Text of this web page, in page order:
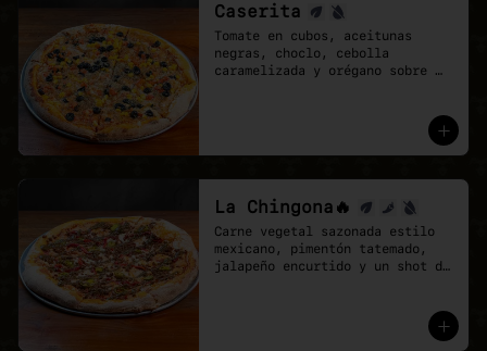
Caserita
Tomate en cubos, aceitunas
negras, choclo, cebolla
caramelizada y orégano sobre
La Chingona🔥
Carne vegetal sazonada estilo
mexicano, pimentón tatemado,
jalapeño encurtido y un shot de